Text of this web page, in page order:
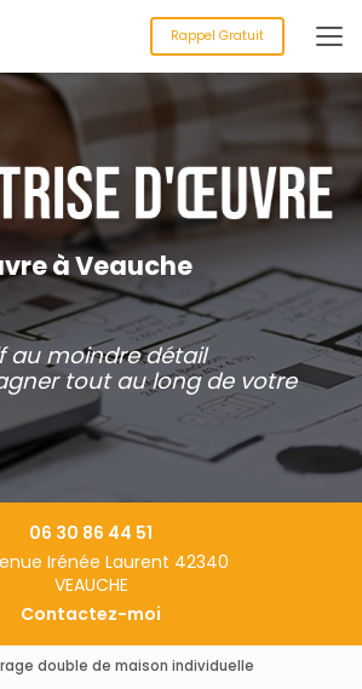
Rappel Gratuit
à Veauche
au moindre détail
tout au long de votre
06 30 86 44 51
Irénée Laurent 42340
VEAUCHE
Contactez-moi
double de maison individuelle